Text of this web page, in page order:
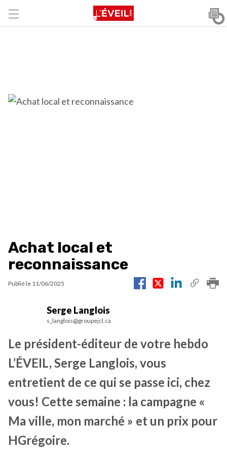
Achat local et
reconnaissance
Publié le 11/06/2025
Serge Langlois
s_langlois@groupejcl.ca
Le président-éditeur de votre hebdo
L’ÉVEIL, Serge Langlois, vous
entretient de ce qui se passe ici, chez
vous! Cette semaine : la campagne «
Ma ville, mon marché » et un prix pour
HGrégoire.